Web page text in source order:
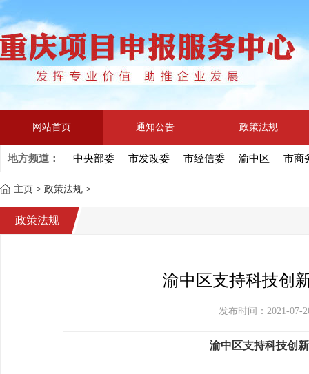
网站首页 通知公告 政策法规
地方频道： 中央部委 市发改委 市经信委 渝中区 市商
主页 > 政策法规 >
政策法规
渝中区支持科技创
发布时间：2021-07-
渝中区支持科技创